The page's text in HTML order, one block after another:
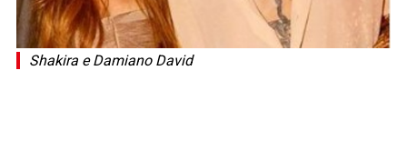
Shakira e Damiano David